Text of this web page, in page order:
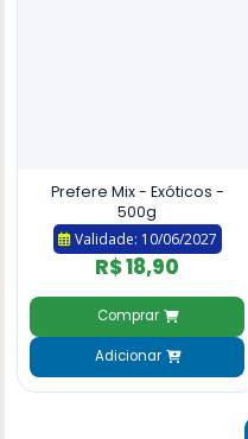
Prefere Mix - Exóticos -
500g
Validade: 10/06/2027
R$ 18,90
Comprar
Adicionar